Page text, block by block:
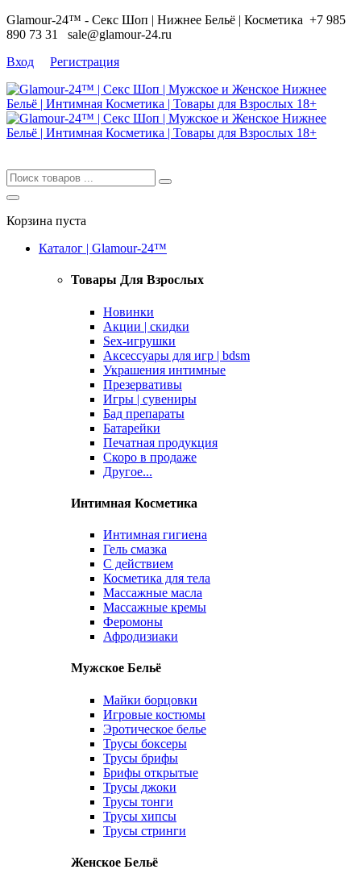
Glamour-24™ - Секс Шоп | Нижнее Бельё | Косметика +7 985
890 73 31 sale@glamour-24.ru
Вход
Регистрация
Корзина пуста
Каталог | Glamour-24™
Товары Для Взрослых
Новинки
Акции | скидки
Sex-игрушки
Аксессуары для игр | bdsm
Украшения интимные
Презервативы
Игры | сувениры
Бад препараты
Батарейки
Печатная продукция
Скоро в продаже
Другое...
Интимная Косметика
Интимная гигиена
Гель смазка
С действием
Косметика для тела
Массажные масла
Массажные кремы
Феромоны
Афродизиаки
Мужское Бельё
Майки борцовки
Игровые костюмы
Эротическое белье
Трусы боксеры
Трусы брифы
Брифы открытые
Трусы джоки
Трусы тонги
Трусы хипсы
Трусы стринги
Женское Бельё